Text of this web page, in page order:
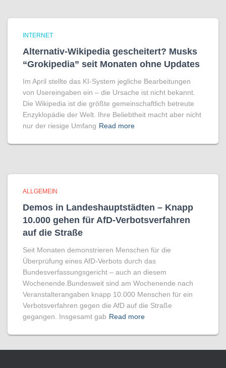
INTERNET
Alternativ-Wikipedia gescheitert? Musks
“Grokipedia” seit Monaten ohne Updates
Im April stellte das KI-System jegliche Bearbeitungen
von Usereingaben ein – die Ursache ist nicht bekannt.
Die Wikipedia ist die größte gemeinschaftlich betreute
Enzyklopädie der Welt. Ihre Beliebtheit macht aber nicht
nur der riesige Umfang Read more
ALLGEMEIN
Demos in Landeshauptstädten – Knapp
10.000 gehen für AfD-Verbotsverfahren
auf die Straße
Seit Monaten demonstrieren Menschen für die
Überprüfung eines AfD-Verbots durch das
Bundesverfassungsgericht – auch an diesem
Wochenende.Bundesweit sind am Wochenende nach
Veranstalterangaben knapp 10.000 Menschen für ein
Verbotsverfahren gegen die AfD auf die Straße
gegangen. Insgesamt gab Read more